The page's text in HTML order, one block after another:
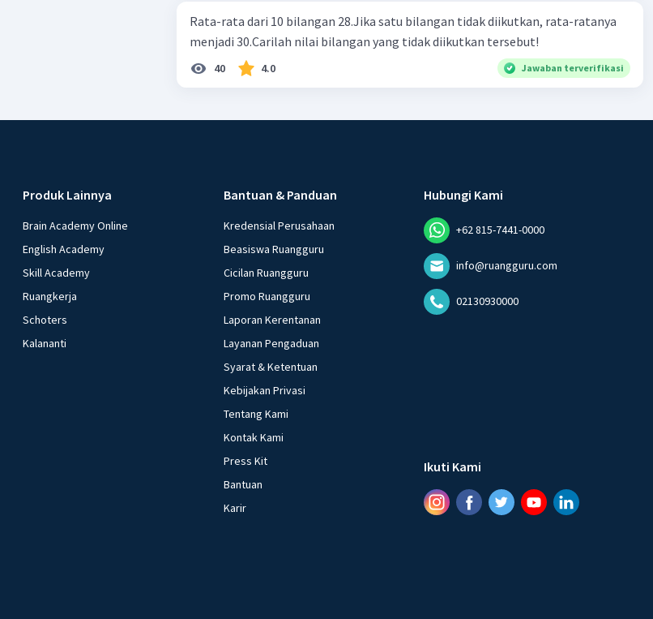
Rata-rata dari 10 bilangan 28.Jika satu bilangan tidak diikutkan, rata-ratanya
menjadi 30.Carilah nilai bilangan yang tidak diikutkan tersebut!
40 4.0 Jawaban terverifikasi
Produk Lainnya
Brain Academy Online
English Academy
Skill Academy
Ruangkerja
Schoters
Kalananti
Bantuan & Panduan
Kredensial Perusahaan
Beasiswa Ruangguru
Cicilan Ruangguru
Promo Ruangguru
Laporan Kerentanan
Layanan Pengaduan
Syarat & Ketentuan
Kebijakan Privasi
Tentang Kami
Kontak Kami
Press Kit
Bantuan
Karir
Hubungi Kami
+62 815-7441-0000
info@ruangguru.com
02130930000
Ikuti Kami